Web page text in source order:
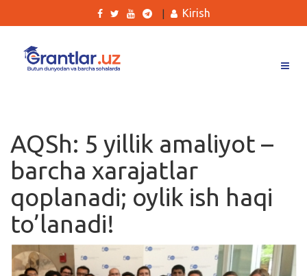
Ishlar
Kurslar
Blog
Yana
Kirish
AQSh: 5 yillik amaliyot –
barcha xarajatlar
qoplanadi; oylik ish haqi
to’lanadi!